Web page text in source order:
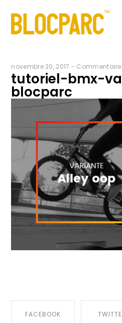
novembre 20, 2017 -
tutoriel-bmx-
blocparc
FACEBOOK